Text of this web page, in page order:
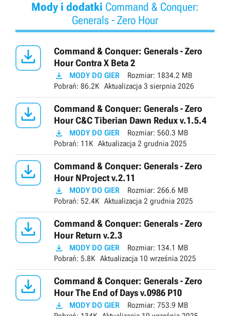
Mody i dodatki Command & Conquer:
Generals - Zero Hour

Command & Conquer: Generals - Zero
Hour Contra X Beta 2
 MODY DO GIER Rozmiar: 1834.2 MB
Pobrań: 86.2K Aktualizacja 3 sierpnia 2026

Command & Conquer: Generals - Zero
Hour C&C Tiberian Dawn Redux v.1.5.4
 MODY DO GIER Rozmiar: 560.3 MB
Pobrań: 11K Aktualizacja 2 grudnia 2025

Command & Conquer: Generals - Zero
Hour NProject v.2.11
 MODY DO GIER Rozmiar: 266.6 MB
Pobrań: 52.4K Aktualizacja 2 grudnia 2025

Command & Conquer: Generals - Zero
Hour Return v.2.3
 MODY DO GIER Rozmiar: 134.1 MB
Pobrań: 5.8K Aktualizacja 10 września 2025

Command & Conquer: Generals - Zero
Hour The End of Days v.0986 P10
 MODY DO GIER Rozmiar: 753.9 MB